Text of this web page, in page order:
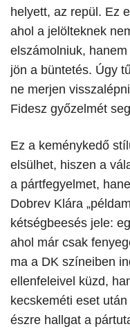
helyett, az repül. Ez
ahol a jelölteknek
elszámolniuk,
jön a büntetés. Úgy
ne merjen
Fidesz győzelmét
Ez a keménykedő
elsülhet, hiszen a
a pártfegyelmet,
Dobrev Klára
kétségbeesés jele:
ahol már csak
ma a DK színeiben
ellenfeleivel küzd,
kecskeméti eset
észre hallgat a